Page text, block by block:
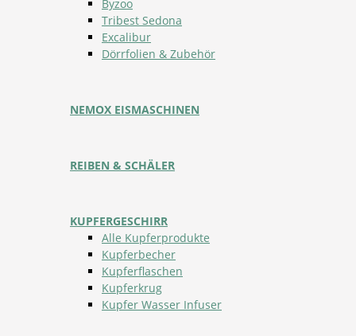
Byzoo
Tribest Sedona
Excalibur
Dörrfolien & Zubehör
NEMOX EISMASCHINEN
REIBEN & SCHÄLER
KUPFERGESCHIRR
Alle Kupferprodukte
Kupferbecher
Kupferflaschen
Kupferkrug
Kupfer Wasser Infuser